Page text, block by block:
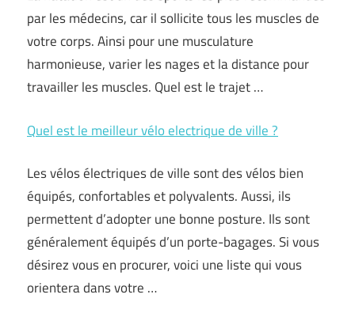
par les médecins, car il sollicite tous les muscles de
votre corps. Ainsi pour une musculature
harmonieuse, varier les nages et la distance pour
travailler les muscles. Quel est le trajet …
Quel est le meilleur vélo electrique de ville ?
Les vélos électriques de ville sont des vélos bien
équipés, confortables et polyvalents. Aussi, ils
permettent d’adopter une bonne posture. Ils sont
généralement équipés d’un porte-bagages. Si vous
désirez vous en procurer, voici une liste qui vous
orientera dans votre …